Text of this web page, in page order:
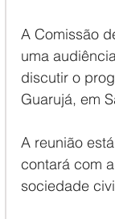
A Comissão
uma
discutir o
Guarujá, em
A reunião
contará com
sociedade